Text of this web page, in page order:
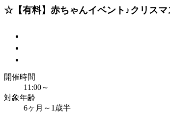
☆【有料】赤ちゃんイベント♪クリス
開催時間
11:00～
対象年齢
6ヶ月～1歳半